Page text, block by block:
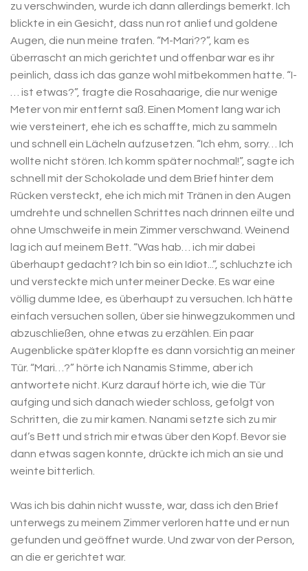
zu verschwinden, wurde ich dann allerdings bemerkt. Ich
blickte in ein Gesicht, dass nun rot anlief und goldene
Augen, die nun meine trafen. “M-Mari??”, kam es
überrascht an mich gerichtet und offenbar war es ihr
peinlich, dass ich das ganze wohl mitbekommen hatte. “I-
… ist etwas?”, fragte die Rosahaarige, die nur wenige
Meter von mir entfernt saß. Einen Moment lang war ich
wie versteinert, ehe ich es schaffte, mich zu sammeln
und schnell ein Lächeln aufzusetzen. “Ich ehm, sorry… Ich
wollte nicht stören. Ich komm später nochmal!”, sagte ich
schnell mit der Schokolade und dem Brief hinter dem
Rücken versteckt, ehe ich mich mit Tränen in den Augen
umdrehte und schnellen Schrittes nach drinnen eilte und
ohne Umschweife in mein Zimmer verschwand. Weinend
lag ich auf meinem Bett. “Was hab… ich mir dabei
überhaupt gedacht? Ich bin so ein Idiot...”, schluchzte ich
und versteckte mich unter meiner Decke. Es war eine
völlig dumme Idee, es überhaupt zu versuchen. Ich hätte
einfach versuchen sollen, über sie hinwegzukommen und
abzuschließen, ohne etwas zu erzählen. Ein paar
Augenblicke später klopfte es dann vorsichtig an meiner
Tür. “Mari…?” hörte ich Nanamis Stimme, aber ich
antwortete nicht. Kurz darauf hörte ich, wie die Tür
aufging und sich danach wieder schloss, gefolgt von
Schritten, die zu mir kamen. Nanami setzte sich zu mir
auf’s Bett und strich mir etwas über den Kopf. Bevor sie
dann etwas sagen konnte, drückte ich mich an sie und
weinte bitterlich.
Was ich bis dahin nicht wusste, war, dass ich den Brief
unterwegs zu meinem Zimmer verloren hatte und er nun
gefunden und geöffnet wurde. Und zwar von der Person,
an die er gerichtet war.